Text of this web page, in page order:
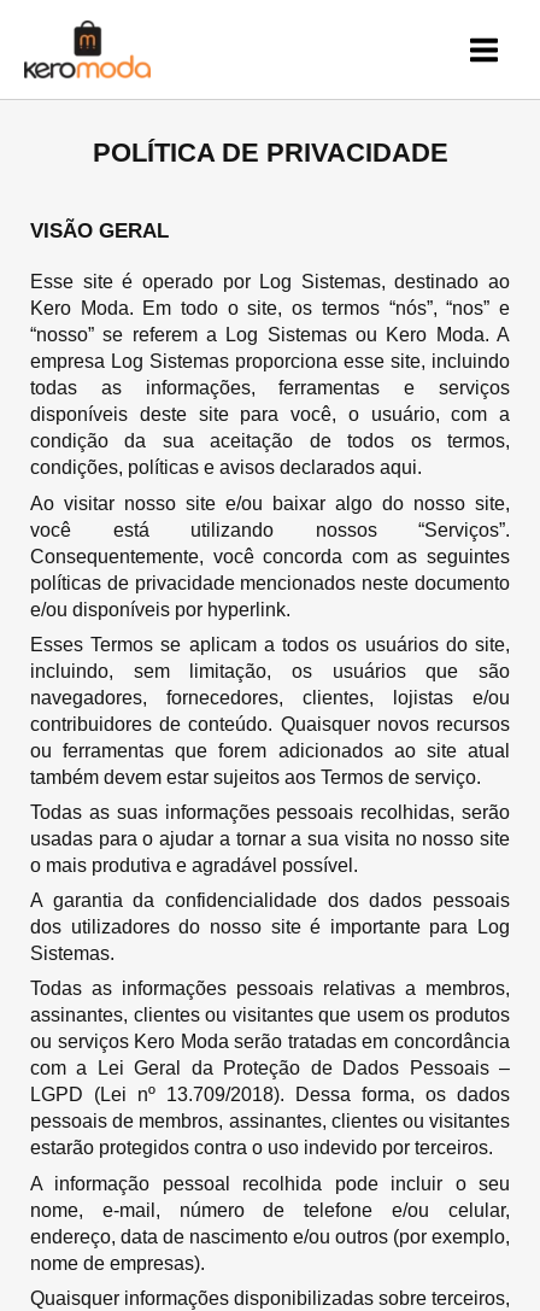
POLÍTICA DE PRIVACIDADE
VISÃO GERAL
Esse site é operado por Log Sistemas, destinado ao
Kero Moda. Em todo o site, os termos “nós”, “nos” e
“nosso” se referem a Log Sistemas ou Kero Moda. A
empresa Log Sistemas proporciona esse site, incluindo
todas as informações, ferramentas e serviços
disponíveis deste site para você, o usuário, com a
condição da sua aceitação de todos os termos,
condições, políticas e avisos declarados aqui.
Ao visitar nosso site e/ou baixar algo do nosso site,
você está utilizando nossos “Serviços”.
Consequentemente, você concorda comas seguintes
políticas de privacidade mencionados neste documento
e/ou disponíveis por hyperlink.
Esses Termos se aplicam a todos os usuários do site,
incluindo, sem limitação, os usuários que são
navegadores, fornecedores, clientes, lojistas e/ou
contribuidores de conteúdo. Quaisquer novos recursos
ou ferramentas que forem adicionados ao site atual
também devem estar sujeitos aos Termos de serviço.
Todas as suas informações pessoais recolhidas, serão
usadas para o ajudar a tornar a sua visita no nosso site
o mais produtiva e agradável possível.
A garantia da confidencialidade dos dados pessoais
dos utilizadores do nosso site é importante para Log
Sistemas.
Todas as informações pessoais relativas a membros,
assinantes, clientes ou visitantes que usem os produtos
ou serviços Kero Moda serão tratadas em concordância
com a Lei Geral da Proteção de Dados Pessoais –
LGPD (Lei nº 13.709/2018). Dessa forma, os dados
pessoais de membros, assinantes, clientes ou visitantes
estarão protegidos contra o uso indevido por terceiros.
A informação pessoal recolhida pode incluir o seu
nome, e-mail, número de telefone e/ou celular,
endereço, data de nascimento e/ou outros (por exemplo,
nome de empresas).
Quaisquer informações disponibilizadas sobre terceiros,